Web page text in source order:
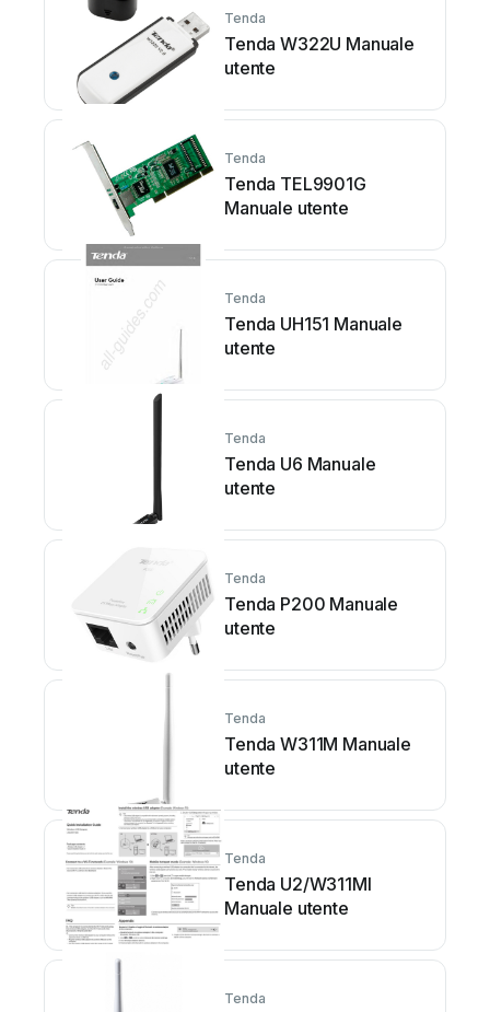
Tenda
Tenda W322U Manuale
utente
Tenda
Tenda TEL9901G
Manuale utente
Tenda
Tenda UH151 Manuale
utente
Tenda
Tenda U6 Manuale
utente
Tenda
Tenda P200 Manuale
utente
Tenda
Tenda W311M Manuale
utente
Tenda
Tenda U2/W311MI
Manuale utente
Tenda